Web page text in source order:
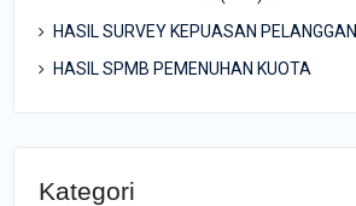
HASIL SURVEY KEPUASAN PELANGGAN
HASIL SPMB PEMENUHAN KUOTA
Kategori